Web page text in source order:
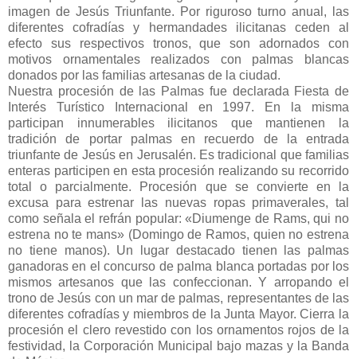
imagen de Jesús Triunfante. Por riguroso turno anual, las
diferentes cofradías y hermandades ilicitanas ceden al
efecto sus respectivos tronos, que son adornados con
motivos ornamentales realizados con palmas blancas
donados por las familias artesanas de la ciudad.
Nuestra procesión de las Palmas fue declarada Fiesta de
Interés Turístico Internacional en 1997. En la misma
participan innumerables ilicitanos que mantienen la
tradición de portar palmas en recuerdo de la entrada
triunfante de Jesús en Jerusalén. Es tradicional que familias
enteras participen en esta procesión realizando su recorrido
total o parcialmente. Procesión que se convierte en la
excusa para estrenar las nuevas ropas primaverales, tal
como señala el refrán popular: «Diumenge de Rams, qui no
estrena no te mans» (Domingo de Ramos, quien no estrena
no tiene manos). Un lugar destacado tienen las palmas
ganadoras en el concurso de palma blanca portadas por los
mismos artesanos que las confeccionan. Y arropando el
trono de Jesús con un mar de palmas, representantes de las
diferentes cofradías y miembros de la Junta Mayor. Cierra la
procesión el clero revestido con los ornamentos rojos de la
festividad, la Corporación Municipal bajo mazas y la Banda